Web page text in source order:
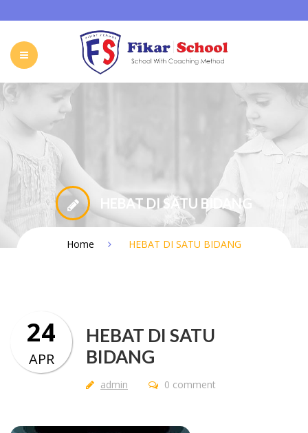
ABOUT FIKAR SCHOOL CAREER
FIKAR SCHOOL ONLINE
HEBAT DI SATU BIDANG
Home HEBAT DI SATU BIDANG
HEBAT DI SATU
BIDANG
admin
24
APR
0 comment